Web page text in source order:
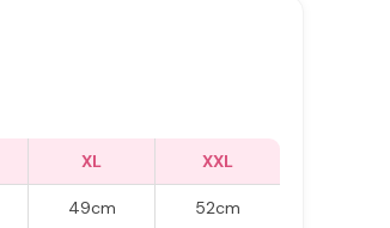
XL XXL
49cm 52cm